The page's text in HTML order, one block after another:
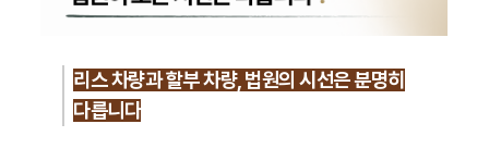
리스 차량과 할부 차량, 법원의 시선은 분명히
다릅니다